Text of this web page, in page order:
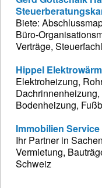
Biete:
Büro-
Verträge,
Hippel
Elektroheizung,
Bodenheizung,
Immobilien
Ihr Partner in
Vermietung,
Schweiz